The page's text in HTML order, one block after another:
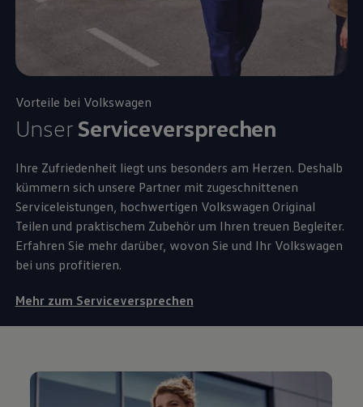
Vorteile bei Volkswagen
Unser Serviceversprechen
Ihre Zufriedenheit liegt uns besonders am Herzen. Deshalb
kümmern sich unsere Partner mit zugeschnittenen
Serviceleistungen, hochwertigen Volkswagen Original
Teilen und praktischem Zubehörum Ihren treuen Begleiter.
Erfahren Sie mehr darüber, wovon Sie und Ihr Volkswagen
bei uns profitieren.
Mehr zum Serviceversprechen